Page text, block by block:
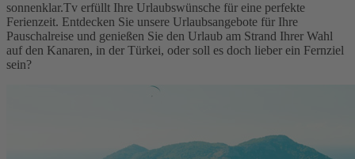
sonnenklar.Tv erfüllt Ihre Urlaubswünsche für eine perfekte
Ferienzeit. Entdecken Sie unsere Urlaubsangebote für Ihre
Pauschalreise und genießen Sie den Urlaub am Strand Ihrer Wahl
auf den Kanaren, in der Türkei, oder soll es doch lieber ein Fernziel
sein?